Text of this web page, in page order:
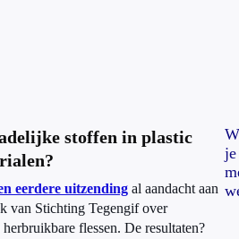
stoffen in plastic
eerdere uitzending al aandacht aan
van Stichting Tegengif over
flessen. De resultaten?
je